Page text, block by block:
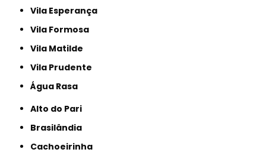
Vila Esperança
Vila Formosa
Vila Matilde
Vila Prudente
Água Rasa
Alto do Pari
Brasilândia
Cachoeirinha